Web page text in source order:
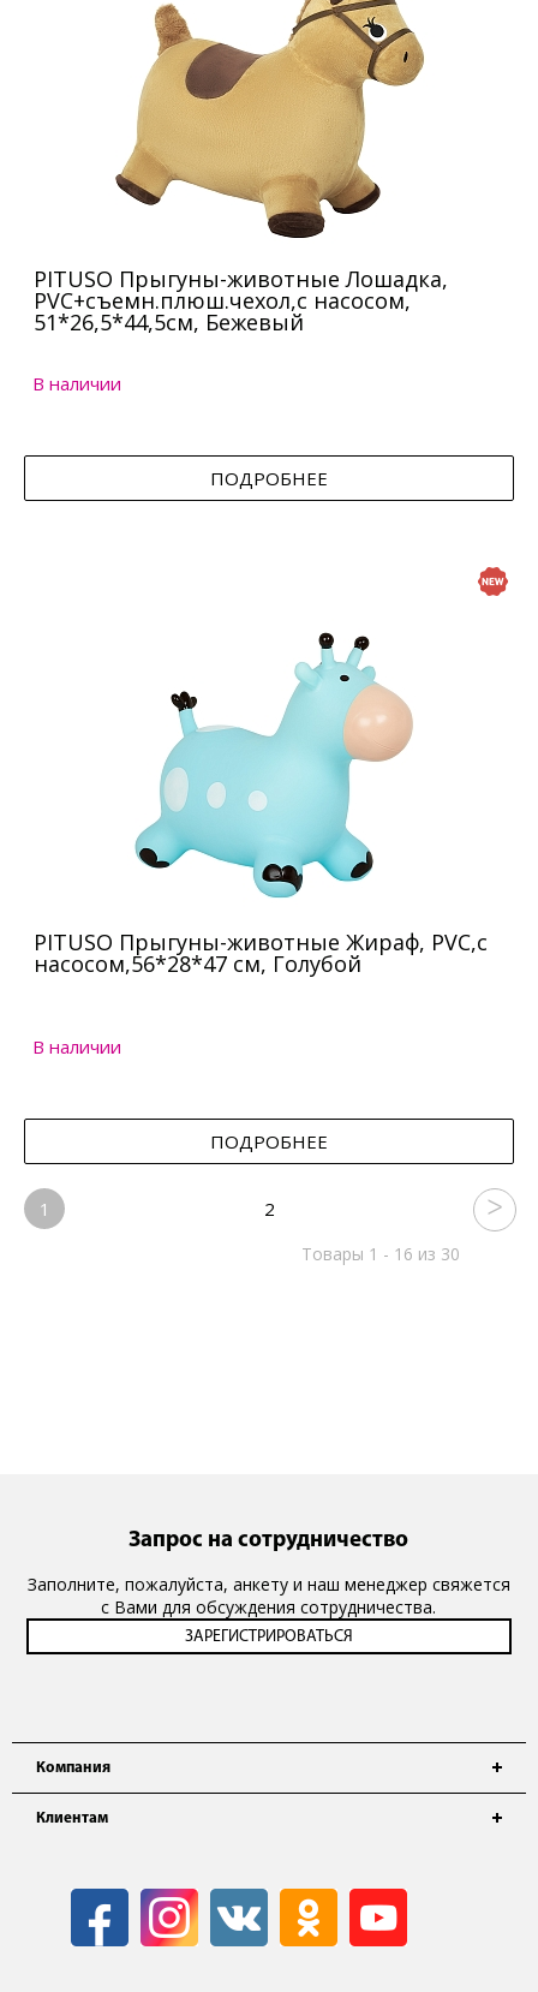
PITUSO Прыгуны-животные Лошадка,
PVC+съемн.плюш.чехол,с насосом,
51*26,5*44,5см, Бежевый
В наличии
ПОДРОБНЕЕ
PITUSO Прыгуны-животные Жираф, PVC,с
насосом,56*28*47 см, Голубой
В наличии
ПОДРОБНЕЕ
1 2
Товары 1 - 16 из 30
Компания
Клиентам
Запрос на сотрудничество
Заполните, пожалуйста, анкету и наш менеджер свяжется
с Вами для обсуждения сотрудничества.